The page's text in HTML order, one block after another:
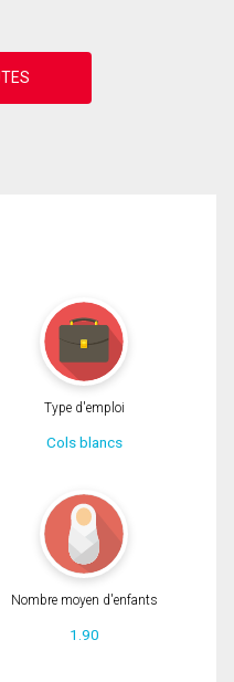
Type d'emploi
Cols blancs
Nombre moyen d'enfants
1.90